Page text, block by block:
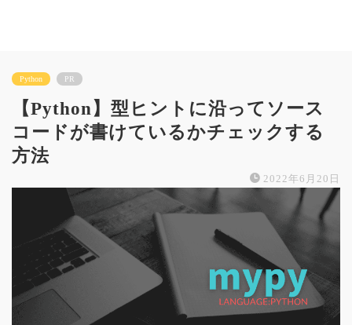
Python PR
【Python】型ヒントに沿ってソース
コードが書けているかチェックする
方法
2022年6月20日